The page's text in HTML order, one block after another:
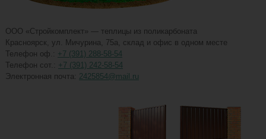
ООО «Стройкомплект» — теплицы из поликарбоната
Красноярск, ул. Мичурина, 75a, склад и офис в одном месте
Телефон оф.: +7 (391) 288-58-54
Телефон сот.: +7 (391) 242-58-54
Электронная почта: 2425854@mail.ru